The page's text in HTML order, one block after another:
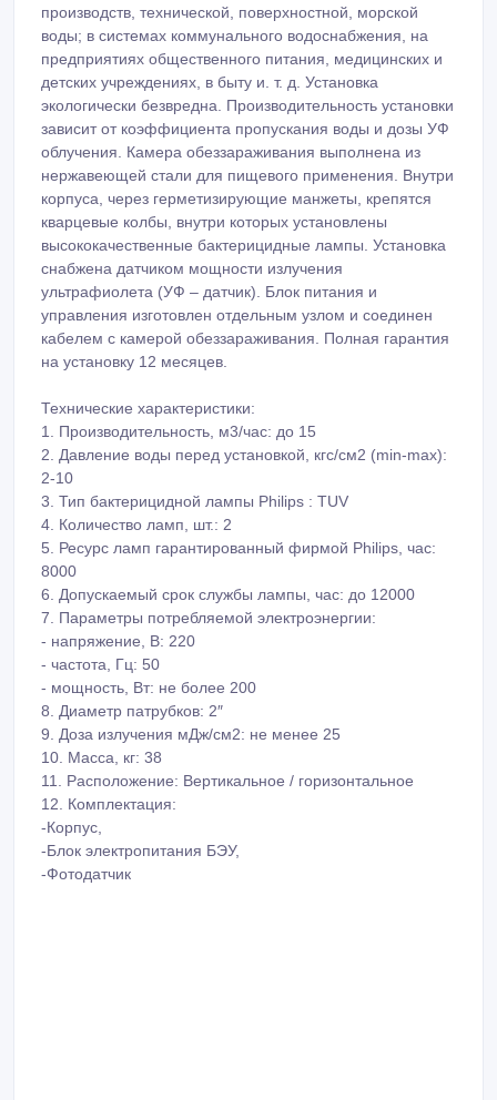
производств, технической, поверхностной, морской
воды; в системах коммунального водоснабжения, на
предприятиях общественного питания, медицинских и
детских учреждениях, в быту и. т. д. Установка
экологически безвредна. Производительность установки
зависит от коэффициента пропускания воды и дозы УФ
облучения. Камера обеззараживания выполнена из
нержавеющей стали для пищевого применения. Внутри
корпуса, через герметизирующие манжеты, крепятся
кварцевые колбы, внутри которых установлены
высококачественные бактерицидные лампы. Установка
снабжена датчиком мощности излучения
ультрафиолета (УФ – датчик). Блок питания и
управления изготовлен отдельным узлом и соединен
кабелем с камерой обеззараживания. Полная гарантия
на установку 12 месяцев.
Технические характеристики:
1. Производительность, м3/час: до 15
2. Давление воды перед установкой, кгс/см2 (min-max):
2-10
3. Тип бактерицидной лампы Philips : TUV
4. Количество ламп, шт.: 2
5. Ресурс ламп гарантированный фирмой Philips, час:
8000
6. Допускаемый срок службы лампы, час: до 12000
7. Параметры потребляемой электроэнергии:
- напряжение, В: 220
- частота, Гц: 50
- мощность, Вт: не более 200
8. Диаметр патрубков: 2″
9. Доза излучения мДж/см2: не менее 25
10. Масса, кг: 38
11. Расположение: Вертикальное / горизонтальное
12. Комплектация:
-Корпус,
-Блок электропитания БЭУ,
-Фотодатчик